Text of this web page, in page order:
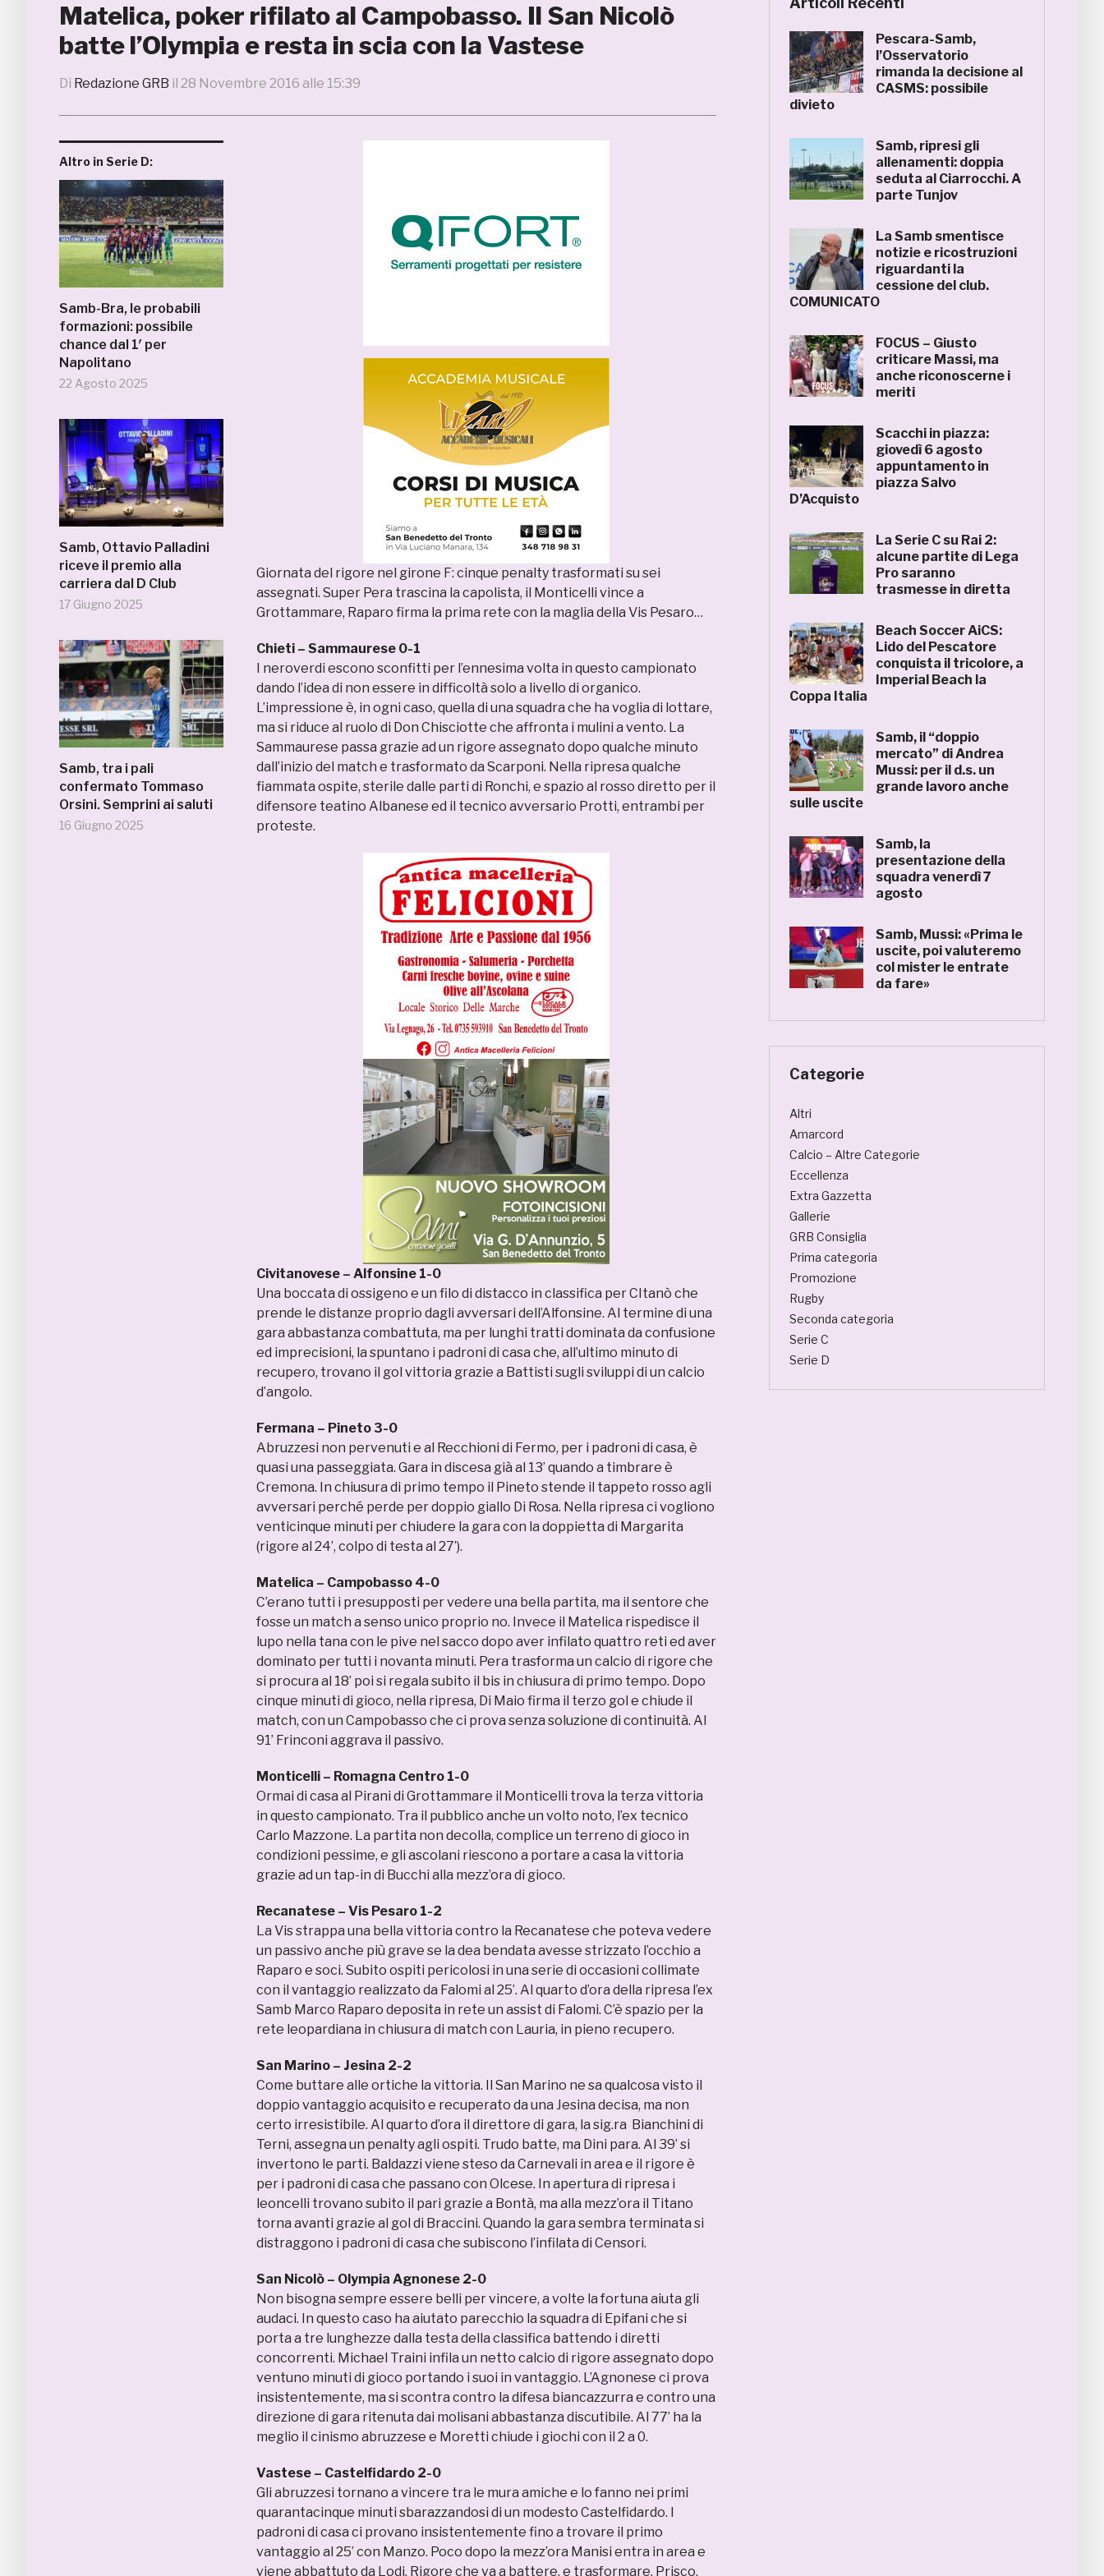
Matelica, poker rifilato al Campobasso. Il San Nicolò
batte l’Olympia e resta in scia con la Vastese
Di Redazione GRB il 28 Novembre 2016 alle 15:39
Altro in Serie D:
Samb-Bra, le probabili
formazioni: possibile
chance dal 1′ per
Napolitano
22 Agosto 2025
Samb, Ottavio Palladini
riceve il premio alla
carriera dal D Club
17 Giugno 2025
Samb, tra i pali
confermato Tommaso
Orsini. Semprini ai saluti
16 Giugno 2025
Giornata del rigore nel girone F: cinque penalty trasformati su sei
assegnati. Super Pera trascina la capolista, il Monticelli vince a
Grottammare, Raparo firma la prima rete con la maglia della Vis Pesaro…
Chieti – Sammaurese 0-1
I neroverdi escono sconfitti per l’ennesima volta in questo campionato
dando l’idea di non essere in difficoltà solo a livello di organico.
L’impressione è, in ogni caso, quella di una squadra che ha voglia di lottare,
ma si riduce al ruolo di Don Chisciotte che affronta i mulini a vento. La
Sammaurese passa grazie ad un rigore assegnato dopo qualche minuto
dall’inizio del match e trasformato da Scarponi. Nella ripresa qualche
fiammata ospite, sterile dalle parti di Ronchi, e spazio al rosso diretto per il
difensore teatino Albanese ed il tecnico avversario Protti, entrambi per
proteste.
Civitanovese – Alfonsine 1-0
Una boccata di ossigeno e un filo di distacco in classifica per CItanò che
prende le distanze proprio dagli avversari dell’Alfonsine. Al termine di una
gara abbastanza combattuta, ma per lunghi tratti dominata da confusione
ed imprecisioni, la spuntano i padroni di casa che, all’ultimo minuto di
recupero, trovano il gol vittoria grazie a Battisti sugli sviluppi di un calcio
d’angolo.
Fermana – Pineto 3-0
Abruzzesi non pervenuti e al Recchioni di Fermo, per i padroni di casa, è
quasi una passeggiata. Gara in discesa già al 13’ quando a timbrare è
Cremona. In chiusura di primo tempo il Pineto stende il tappeto rosso agli
avversari perché perde per doppio giallo Di Rosa. Nella ripresa ci vogliono
venticinque minuti per chiudere la gara con la doppietta di Margarita
(rigore al 24’, colpo di testa al 27’).
Matelica – Campobasso 4-0
C’erano tutti i presupposti per vedere una bella partita, ma il sentore che
fosse un match a senso unico proprio no. Invece il Matelica rispedisce il
lupo nella tana con le pive nel sacco dopo aver infilato quattro reti ed aver
dominato per tutti i novanta minuti. Pera trasforma un calcio di rigore che
si procura al 18’ poi si regala subito il bis in chiusura di primo tempo. Dopo
cinque minuti di gioco, nella ripresa, Di Maio firma il terzo gol e chiude il
match, con un Campobasso che ci prova senza soluzione di continuità. Al
91’ Frinconi aggrava il passivo.
Monticelli – Romagna Centro 1-0
Ormai di casa al Pirani di Grottammare il Monticelli trova la terza vittoria
in questo campionato. Tra il pubblico anche un volto noto, l’ex tecnico
Carlo Mazzone. La partita non decolla, complice un terreno di gioco in
condizioni pessime, e gli ascolani riescono a portare a casa la vittoria
grazie ad un tap-in di Bucchi alla mezz’ora di gioco.
Recanatese – Vis Pesaro 1-2
La Vis strappa una bella vittoria contro la Recanatese che poteva vedere
un passivo anche più grave se la dea bendata avesse strizzato l’occhio a
Raparo e soci. Subito ospiti pericolosi in una serie di occasioni collimate
con il vantaggio realizzato da Falomi al 25’. Al quarto d’ora della ripresa l’ex
Samb Marco Raparo deposita in rete un assist di Falomi. C’è spazio per la
rete leopardiana in chiusura di match con Lauria, in pieno recupero.
San Marino – Jesina 2-2
Come buttare alle ortiche la vittoria. Il San Marino ne sa qualcosa visto il
doppio vantaggio acquisito e recuperato da una Jesina decisa, ma non
certo irresistibile. Al quarto d’ora il direttore di gara, la sig.ra Bianchini di
Terni, assegna un penalty agli ospiti. Trudo batte, ma Dini para. Al 39’ si
invertono le parti. Baldazzi viene steso da Carnevali in area e il rigore è
per i padroni di casa che passano con Olcese. In apertura di ripresa i
leoncelli trovano subito il pari grazie a Bontà, ma alla mezz’ora il Titano
torna avanti grazie al gol di Braccini. Quando la gara sembra terminata si
distraggono i padroni di casa che subiscono l’infilata di Censori.
San Nicolò – Olympia Agnonese 2-0
Non bisogna sempre essere belli per vincere, a volte la fortuna aiuta gli
audaci. In questo caso ha aiutato parecchio la squadra di Epifani che si
porta a tre lunghezze dalla testa della classifica battendo i diretti
concorrenti. Michael Traini infila un netto calcio di rigore assegnato dopo
ventuno minuti di gioco portando i suoi in vantaggio. L’Agnonese ci prova
insistentemente, ma si scontra contro la difesa biancazzurra e contro una
direzione di gara ritenuta dai molisani abbastanza discutibile. Al 77’ ha la
meglio il cinismo abruzzese e Moretti chiude i giochi con il 2 a 0.
Vastese – Castelfidardo 2-0
Gli abruzzesi tornano a vincere tra le mura amiche e lo fanno nei primi
quarantacinque minuti sbarazzandosi di un modesto Castelfidardo. I
padroni di casa ci provano insistentemente fino a trovare il primo
vantaggio al 25’ con Manzo. Poco dopo la mezz’ora Manisi entra in area e
viene abbattuto da Lodi. Rigore che va a battere, e trasformare, Prisco.
Pescara-Samb,
l’Osservatorio
rimanda la decisione al
CASMS: possibile
divieto
Samb, ripresi gli
allenamenti: doppia
seduta al Ciarrocchi. A
parte Tunjov
La Samb smentisce
notizie e ricostruzioni
riguardanti la
cessione del club.
COMUNICATO
FOCUS – Giusto
criticare Massi, ma
anche riconoscerne i
meriti
Scacchi in piazza:
giovedì 6 agosto
appuntamento in
piazza Salvo
D’Acquisto
La Serie C su Rai 2:
alcune partite di Lega
Pro saranno
trasmesse in diretta
Beach Soccer AiCS:
Lido del Pescatore
conquista il tricolore, a
Imperial Beach la
Coppa Italia
Samb, il “doppio
mercato” di Andrea
Mussi: per il d.s. un
grande lavoro anche
sulle uscite
Samb, la
presentazione della
squadra venerdì 7
agosto
Samb, Mussi: «Prima le
uscite, poi valuteremo
col mister le entrate
da fare»
Categorie
Altri
Amarcord
Calcio – Altre Categorie
Eccellenza
Extra Gazzetta
Gallerie
GRB Consiglia
Prima categoria
Promozione
Rugby
Seconda categoria
Serie C
Serie D